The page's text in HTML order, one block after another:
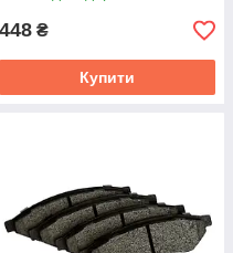
448 ₴
Купити